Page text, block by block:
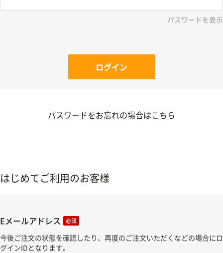
パスワードを表示
ログイン
パスワードをお忘れの場合はこちら
はじめてご利用のお客様
Eメールアドレス 必須
今後ご注文の状態を確認したり、再度のご注文いただくなどの場合にロ
グインIDとなります。